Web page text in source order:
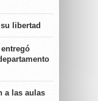
libertad
a las aulas